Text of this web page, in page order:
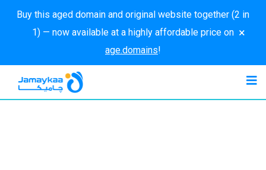
Buy this aged domain and original website together (2 in
1) — now available at a highly affordable price on
age.domains!
×